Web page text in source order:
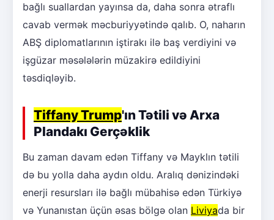
bağlı suallardan yayınsa da, daha sonra ətraflı
cavab vermək məcburiyyətində qalıb. O, naharın
ABŞ diplomatlarının iştirakı ilə baş verdiyini və
işgüzar məsələlərin müzakirə edildiyini
təsdiqləyib.
Tiffany Trump'ın Tətili və Arxa
Plandakı Gerçəklik
Bu zaman davam edən Tiffany və Mayklın tətili
də bu yolla daha aydın oldu. Aralıq dənizindəki
enerji resursları ilə bağlı mübahisə edən Türkiyə
və Yunanıstan üçün əsas bölgə olan Liviyada bir